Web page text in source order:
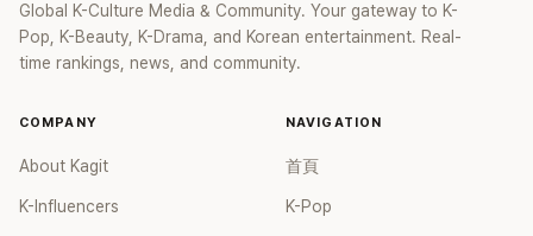
Global K-Culture Media & Community. Your gateway to K-
Pop, K-Beauty, K-Drama, and Korean entertainment. Real-
time rankings, news, and community.
COMPANY
About Kagit
K-Influencers
NAVIGATION
首頁
K-Pop